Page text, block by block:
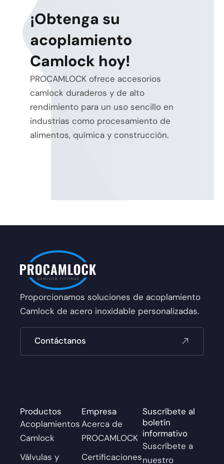
¡Obtenga su
acoplamiento
Camlock hoy!
PROCAMLOCK ofrece accesorios
camlock duraderos y de alto
rendimiento para un uso sencillo en
industrias como procesamiento de
alimentos, química y construcción.
Proporcionamos soluciones de acoplamiento
Camlock de acero inoxidable personalizadas.
Contáctanos
Productos
Acoplamientos
Camlock
Válvulas y
Empresa
Acerca de
PROCAMLOCK
Certificaciones
Suscríbete al
boletín
informativo
Suscríbete a
nuestro